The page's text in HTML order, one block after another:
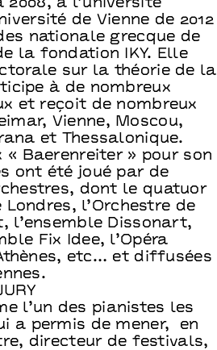
2008, à l’université
de Vienne de 2012
nationale grecque de
la fondation IKY. Elle
sur la théorie de la
à de nombreux
et reçoit de nombreux
Vienne, Moscou,
et Thessalonique.
« Baerenreiter » pour son
ont été joué par de
dont le quatuor
l’Orchestre de
l’ensemble Dissonart,
Fix Idee, l’Opéra
etc… et diffusées
l’un des pianistes les
a permis de mener, en
directeur de festivals,